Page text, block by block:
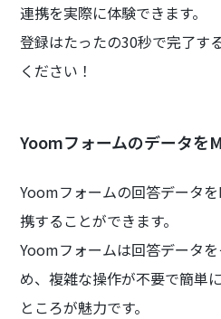
連携を実際に体験できます。
登録はたったの30秒で完了す
ください！
Yoomフォームのデータ
Yoomフォームの回答データ
携することができます。
Yoomフォームは回答データ
め、複雑な操作が不要で簡単
ところが魅力です。